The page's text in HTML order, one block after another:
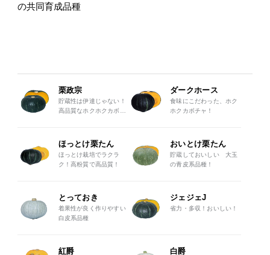
の共同育成品種
栗政宗
貯蔵性は伊達じゃない！
高品質なホクホクカボチ
ダークホース
食味にこだわった、ホク
ホクカボチャ！
ほっとけ栗たん
ほっとけ栽培でラクラ
ク！高粉質で高品質！
おいとけ栗たん
貯蔵しておいしい 大玉
の青皮系品種！
とっておき
着果性が良く作りやすい
白皮系品種
ジェジェJ
省力・多収！おいしい！
紅爵 白爵